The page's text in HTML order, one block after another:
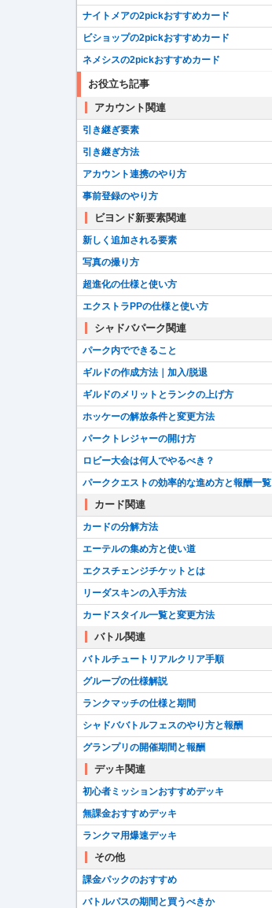
ナイトメアの2pickおすすめカード
ビショップの2pickおすすめカード
ネメシスの2pickおすすめカード
お役立ち記事
アカウント関連
引き継ぎ要素
引き継ぎ方法
アカウント連携のやり方
事前登録のやり方
ビヨンド新要素関連
新しく追加される要素
写真の撮り方
超進化の仕様と使い方
エクストラPPの仕様と使い方
シャドバパーク関連
パーク内でできること
ギルドの作成方法｜加入/脱退
ギルドのメリットとランクの上げ方
ホッケーの解放条件と変更方法
パークトレジャーの開け方
ロビー大会は何人でやるべき？
パーククエストの効率的な進め方と報酬一覧
カード関連
カードの分解方法
エーテルの集め方と使い道
エクスチェンジチケットとは
リーダスキンの入手方法
カードスタイル一覧と変更方法
バトル関連
バトルチュートリアルクリア手順
グループの仕様解説
ランクマッチの仕様と期間
シャドババトルフェスのやり方と報酬
グランプリの開催期間と報酬
デッキ関連
初心者ミッションおすすめデッキ
無課金おすすめデッキ
ランクマ用爆速デッキ
その他
課金パックのおすすめ
バトルパスの期間と買うべきか